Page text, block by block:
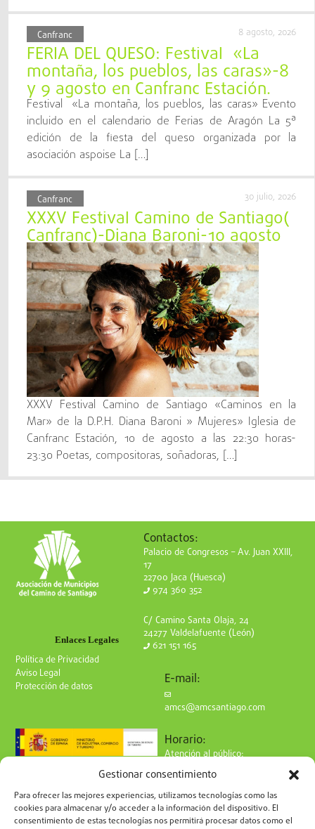
Gestionar consentimiento
Para ofrecer las mejores experiencias, utilizamos tecnologías como las
cookies para almacenar y/o acceder a la información del dispositivo. El
consentimiento de estas tecnologías nos permitirá procesar datos como el
Canfranc 8 agosto, 2026
FERIA DEL QUESO: Festival «La
montaña, los pueblos, las caras»-8
y 9 agosto en Canfranc Estación.
Festival «La montaña, los pueblos, las caras» Evento
incluido en el calendario de Ferias de Aragón La 5ª
edición de la fiesta del queso organizada por la
asociación aspoise La […]
Canfranc 30 julio, 2026
XXXV Festival Camino de Santiago(
Canfranc)-Diana Baroni-10 agosto
XXXV Festival Camino de Santiago «Caminos en la
Mar» de la D.P.H. Diana Baroni » Mujeres» Iglesia de
Canfranc Estación, 10 de agosto a las 22:30 horas-
23:30 Poetas, compositoras, soñadoras, […]
Enlaces Legales
Política de Privacidad
Aviso Legal
Protección de datos
Contactos:
Palacio de Congresos – Av. Juan XXIII,
17
22700 Jaca (Huesca)
974 360 352
C/ Camino Santa Olaja, 24
24277 Valdelafuente (León)
621 151 165
E-mail:
amcs@amcsantiago.com
Horario:
Atención al público:
de Lunes a Viernes
de 9 a 15h
Síguenos en redes: